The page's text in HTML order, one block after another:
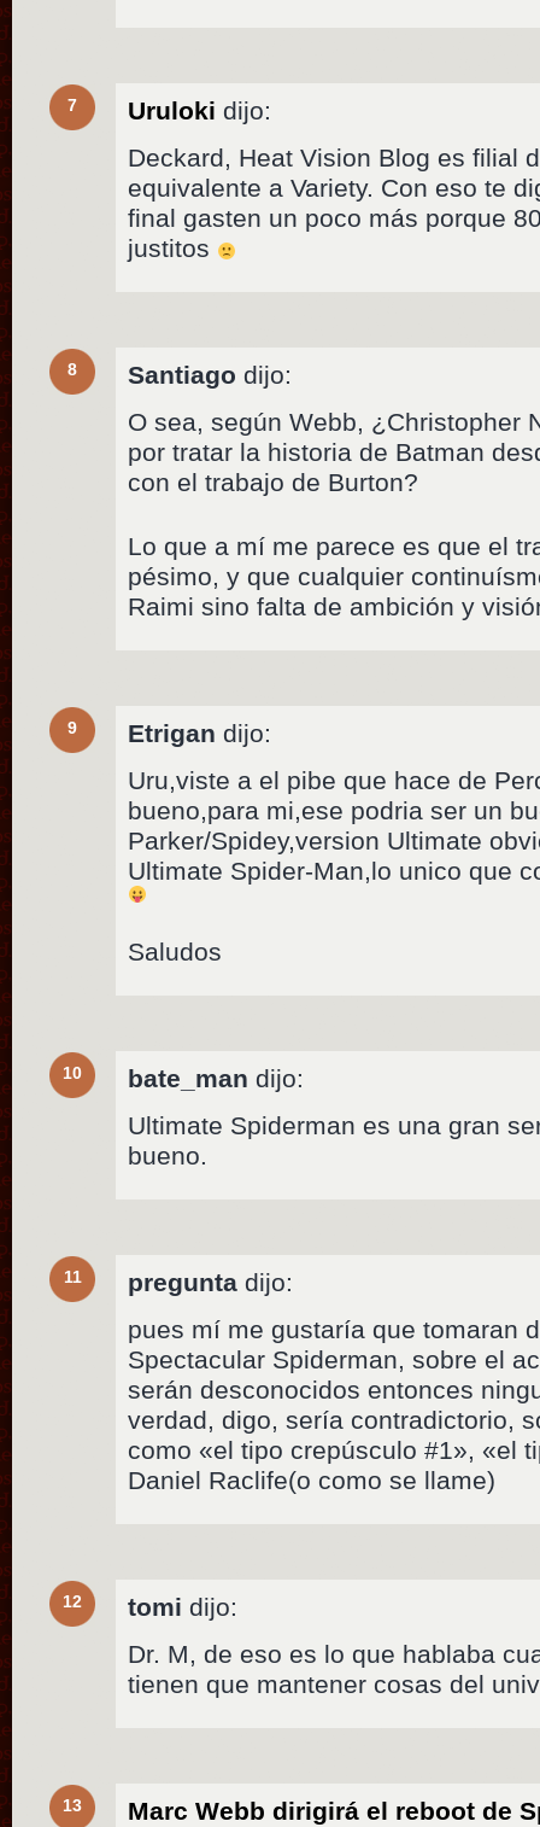
7 Uruloki dijo:
Deckard, Heat Vision Blog es filial
equivalente a Variety. Con eso te
final gasten un poco más porque
justitos
8 Santiago dijo:
O sea, según Webb, ¿Christopher
por tratar la historia de Batman
con el trabajo de Burton?
Lo que a mí me parece es que el
pésimo, y que cualquier
Raimi sino falta de ambición y
9 Etrigan dijo:
Uru,viste a el pibe que hace de
bueno,para mi,ese podria ser un
Parker/Spidey,version Ultimate
Ultimate Spider-Man,lo unico que
Saludos
10 bate_man dijo:
Ultimate Spiderman es una gran
bueno.
11 pregunta dijo:
pues mí me gustaría que tomaran
Spectacular Spiderman, sobre el
serán desconocidos entonces
verdad, digo, sería contradictorio,
como «el tipo crepúsculo #1», «el
Daniel Raclife(o como se llame)
12 tomi dijo:
Dr. M, de eso es lo que hablaba
tienen que mantener cosas del
13
Marc Webb dirigirá el reboot de